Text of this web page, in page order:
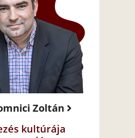
Zoltán
kultúrája